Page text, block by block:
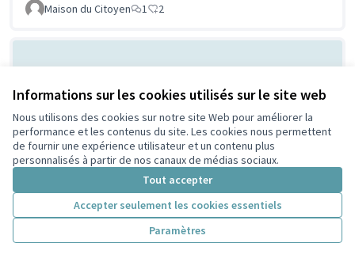
Informations sur les cookies utilisés sur le site web
Nous utilisons des cookies sur notre site Web pour améliorer la
performance et les contenus du site. Les cookies nous permettent
de fournir une expérience utilisateur et un contenu plus
personnalisés à partir de nos canaux de médias sociaux.
Tout accepter
Accepter seulement les cookies essentiels
Paramètres
Maison du Citoyen 1 2
Vilain grand cône de béton ou
atelier de création et
d'expression ...?
par le tri
citoyen
Sylvie Orkisz 2 3